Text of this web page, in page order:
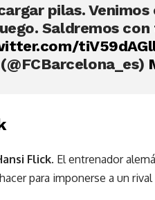
pilas.
Saldremos
Flick. El entrenador
para imponerse a un